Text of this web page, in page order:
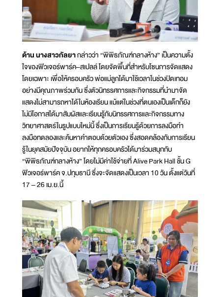
ด้าน นางสาวกัลยากล่าวว่า “พิพิธภัณฑ์กลางห้าง” เป็นความตั้ง
ใจของฟิวเจอร์พาร์ค–สเปลล์ โดยจัดพื้นที่สำหรับโซนการจัดแสดง
โดยเฉพาะ เพื่อให้ครอบครัว พ่อแม่ลูกได้มาใช้เวลาในช่วงปิดเทอม
อย่างมีคุณภาพร่วมกัน ซึ่งตัวนิทรรศการและกิจกรรมที่นำมาจัด
แสดงไม่สามารถหาได้ในห้องเรียน แม้แต่ในช่วงที่ตนเองเป็นเด็กก็ยัง
ไม่มีโอกาสได้มาสัมผัสและเรียนรู้กับนิทรรศการและกิจกรรมทาง
วิทยาศาสตร์ในรูปแบบใหม่นี้ ซึ่งเป็นการเรียนรู้ด้วยการลงมือทำ
ลงมือทดลองและค้นหาคำตอบด้วยตัวเอง ซึ่งสอดคล้องกับการเรียน
รู้ในยุคสมัยปัจจุบัน อยากให้ทุกครอบครัวได้มาร่วมสนุกกับ
“พิพิธภัณฑ์กลางห้าง” โดยไม่มีค่าใช้จ่ายที่ Alive Park Hall ชั้น G
ฟิวเจอร์พาร์ค จ.ปทุมธานี ซึ่งจะจัดแสดงเป็นเวลา 10 วัน ตั้งแต่วันที่
17 – 26 เม.ย.นี้